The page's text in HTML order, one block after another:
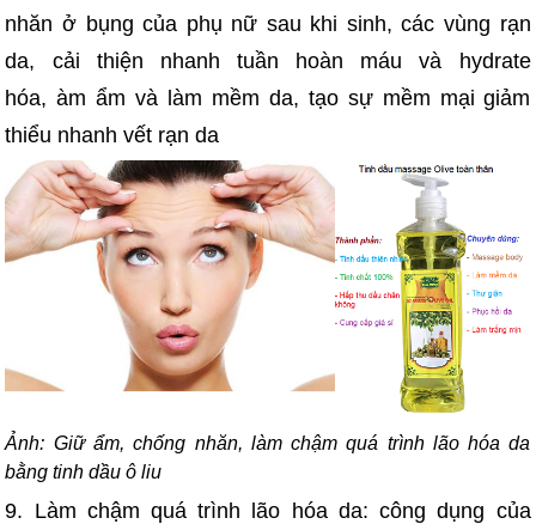
nhăn ở bụng của phụ nữ sau khi sinh, các vùng rạn
da, cải thiện nhanh tuần hoàn máu và hydrate
hóa, àm ẩm và làm mềm da, tạo sự mềm mại giảm
thiểu nhanh vết rạn da
Ảnh: Giữ ẩm, chống nhăn, làm chậm quá trình lão hóa da
bằng tinh dầu ô liu
9. Làm chậm quá trình lão hóa da: công dụng của